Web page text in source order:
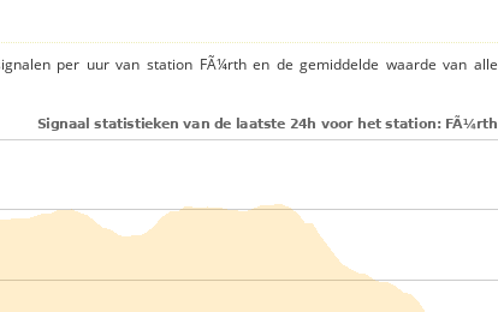
per uur van station FÃ¼rth en de gemiddelde waarde van alle